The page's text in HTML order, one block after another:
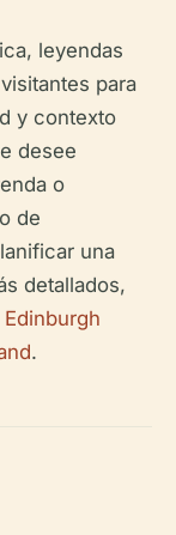
leyendas
para
y contexto
desee
o
de
una
detallados,
Edinburgh
.